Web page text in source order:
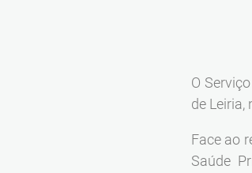
O
de Leiria,
Face ao
Saúde